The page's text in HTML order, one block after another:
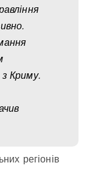
з Криму.
регіонів